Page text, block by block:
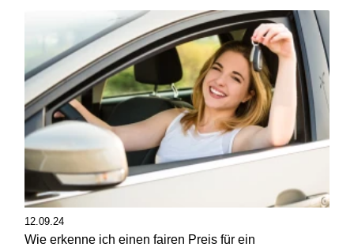
12.09.24
Wie erkenne ich einen fairen Preis für ein